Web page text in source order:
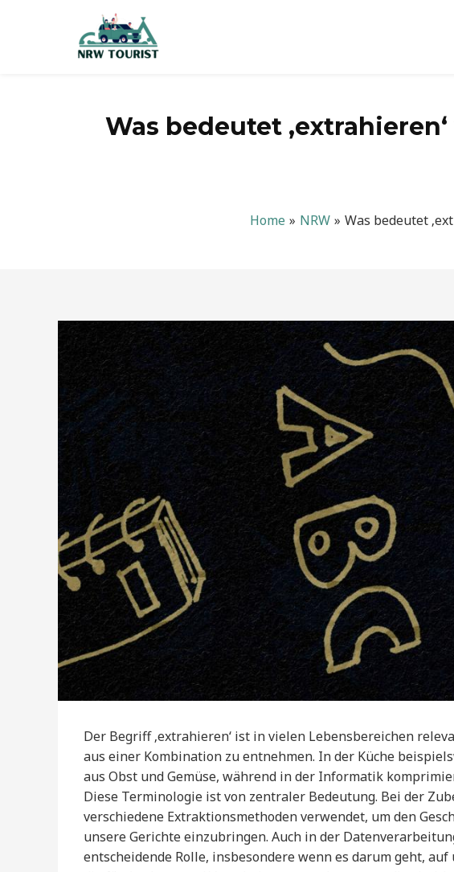
Was bedeutet
Home
NRW Was bedeutet
Der Begriff ‚extrahieren‘ ist in vielen Lebensbereichen
aus einer Kombination zu entnehmen. In der Küche
aus Obst und Gemüse, während in der Informatik
Diese Terminologie ist von zentraler Bedeutung. Bei der
verschiedene Extraktionsmethoden verwendet, um den
unsere Gerichte einzubringen. Auch in der
entscheidende Rolle, insbesondere wenn es darum geht,